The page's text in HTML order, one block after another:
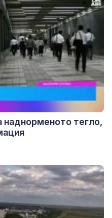
наднорменото тегло,